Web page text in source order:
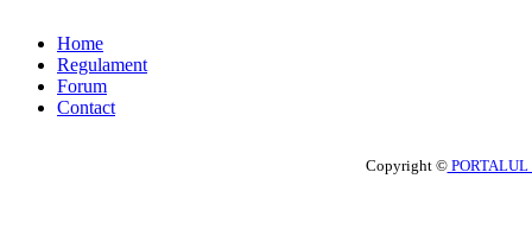
Home
Regulament
Forum
Contact
Copyright ©PORTALUL